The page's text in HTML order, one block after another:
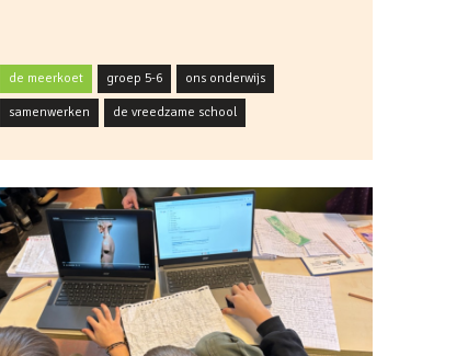
de meerkoet groep 5-6 ons onderwijs
samenwerken de vreedzame school